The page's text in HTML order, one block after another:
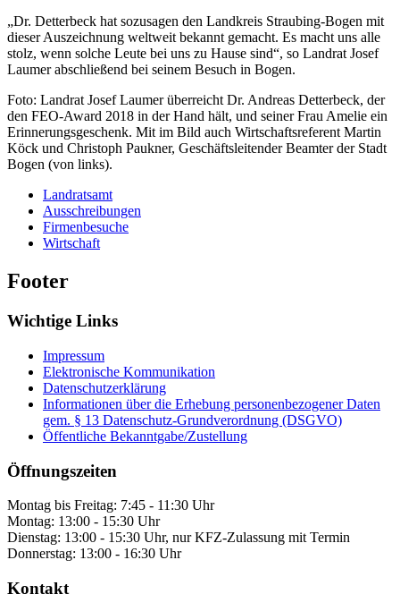
„Dr. Detterbeck hat sozusagen den Landkreis Straubing-Bogen mit
dieser Auszeichnung weltweit bekannt gemacht. Es macht uns alle
stolz, wenn solche Leute bei uns zu Hause sind“, so Landrat Josef
Laumer abschließend bei seinem Besuch in Bogen.
Foto: Landrat Josef Laumer überreicht Dr. Andreas Detterbeck, der
den FEO-Award 2018 in der Hand hält, und seiner Frau Amelie ein
Erinnerungsgeschenk. Mit im Bild auch Wirtschaftsreferent Martin
Köck und Christoph Paukner, Geschäftsleitender Beamter der Stadt
Bogen (von links).
Landratsamt
Ausschreibungen
Firmenbesuche
Wirtschaft
Footer
Wichtige Links
Impressum
Elektronische Kommunikation
Datenschutzerklärung
Informationen über die Erhebung personenbezogener Daten
gem. § 13 Datenschutz-Grundverordnung (DSGVO)
Öffentliche Bekanntgabe/Zustellung
Öffnungszeiten
Montag bis Freitag: 7:45 - 11:30 Uhr
Montag: 13:00 - 15:30 Uhr
Dienstag: 13:00 - 15:30 Uhr, nur KFZ-Zulassung mit Termin
Donnerstag: 13:00 - 16:30 Uhr
Kontakt